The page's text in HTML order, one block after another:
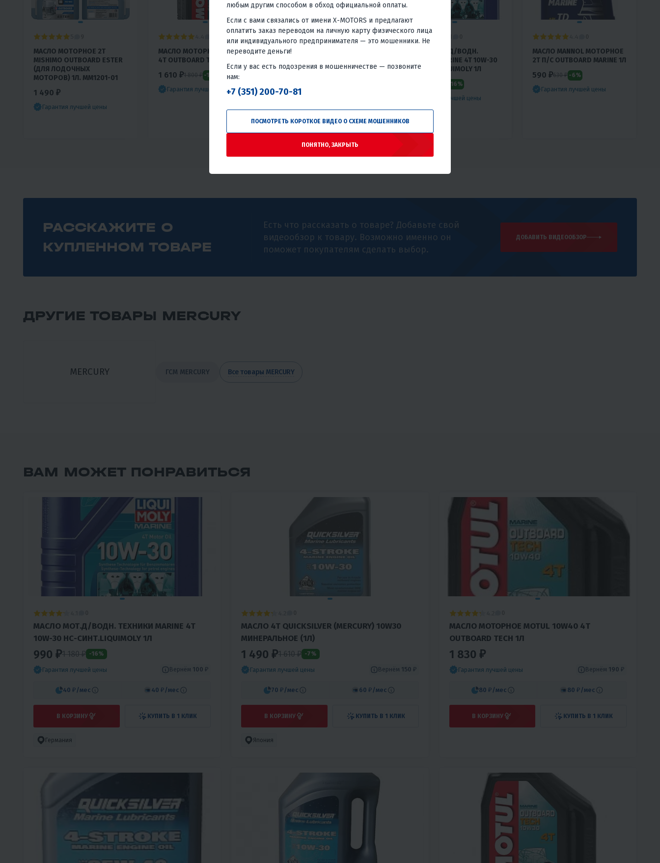
МАСЛО МОТОРНОЕ 2T
MISHIMO OUTBOARD ESTER
(ДЛЯ ЛОДОЧНЫХ
МОТОРОВ) 1Л. ММ1201-01
1 490 ₽
Гарантия лучшей цены
МАСЛО МОТОРНОЕ 10W30
4Т OUTBOARD TECH 1Л
1 610 ₽1 800 ₽ -11%
Гарантия лучшей цены
МАСЛО 4T QUICKSILVER
MCM(МАЛАЯ И СРЕДНЯЯ
3 270 ₽
МАСЛО МОТ.Д/ВОДН.
ТЕХНИКИ MARINE 4T 10W-30
НС-СИНТ.LIQUIMOLY 1Л
-16%
Гарантия лучшей цены
МАСЛО MANNOL МОТОРНОЕ
2T П/С OUTBOARD MARINE 1Л
590 ₽630 ₽ -6%
Гарантия лучшей цены
РАССКАЖИТЕ О
КУПЛЕННОМ ТОВАРЕ
Есть что рассказать о товаре? Добавьте свой
видеообзор к товару. Возможно именно он
поможет покупателям сделать выбор.
ДОБАВИТЬ ВИДЕООБЗОР
ДРУГИЕ ТОВАРЫ MERCURY
MERCURY ГСМ MERCURY Все товары MERCURY
ВАМ МОЖЕТ ПОНРАВИТЬСЯ
МАСЛО МОТ.Д/ВОДН. ТЕХНИКИ MARINE 4T
10W-30 НС-СИНТ.LIQUIMOLY 1Л
990 ₽1 180 ₽ -16%
Гарантия лучшей цены Вернём 100 ₽
40 ₽ /мес 40 ₽ /мес
В КОРЗИНУ КУПИТЬ В 1 КЛИК
Германия
МАСЛО 4T QUICKSILVER (MERCURY) 10W30
МИНЕРАЛЬНОЕ (1Л)
1 490 ₽1 610 ₽ -7%
Гарантия лучшей цены Вернём 150 ₽
70 ₽ /мес 60 ₽ /мес
В КОРЗИНУ КУПИТЬ В 1 КЛИК
Япония
МАСЛО МОТОРНОЕ MOTUL 10W40 4Т
OUTBOARD TECH 1Л
1 830 ₽
Гарантия лучшей цены Вернём 190 ₽
80 ₽ /мес 80 ₽ /мес
В КОРЗИНУ КУПИТЬ В 1 КЛИК
любым другим способом в обход официальной оплаты.
Если с вами связались от имени X-MOTORS и предлагают
оплатить заказ переводом на личную карту физического лица
или индивидуального предпринимателя — это мошенники. Не
переводите деньги!
Если у вас есть подозрения в мошенничестве — позвоните
нам:
+7 (351) 200-70-81
ПОСМОТРЕТЬ КОРОТКОЕ ВИДЕО О СХЕМЕ МОШЕННИКОВ
ПОНЯТНО, ЗАКРЫТЬ